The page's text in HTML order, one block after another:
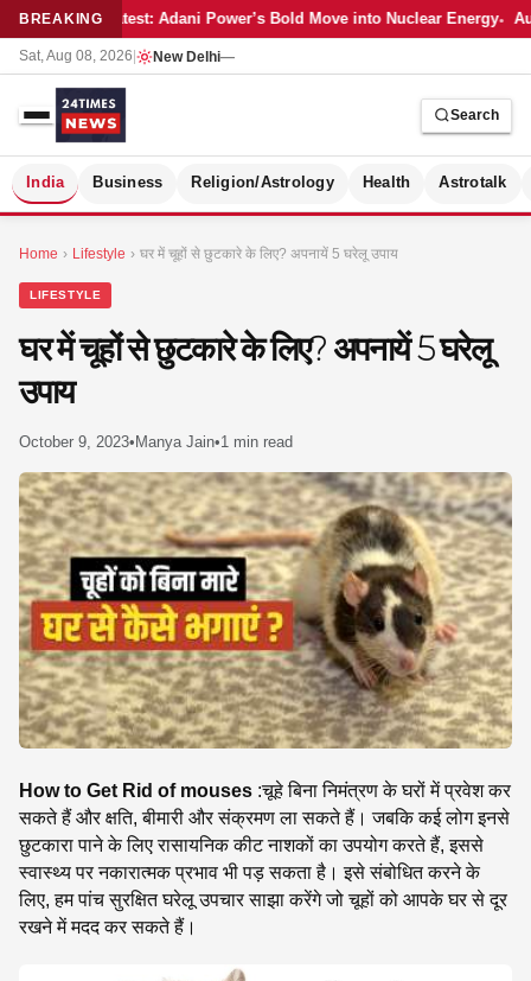
BREAKINGLatest: Adani Power’s Bold Move into Nuclear Energy
Sat, Aug 08, 2026 New Delhi—
Search
India Business Religion/Astrology Health Astrotalk
Home › Lifestyle › घर में चूहों से छुटकारे के लिए? अपनायें 5 घरेलू उपाय
LIFESTYLE
घर में चूहों से छुटकारे के लिए? अपनायें 5 घरेलू
उपाय
October 9, 2023• Manya Jain•1 min read
How to Get Rid of mouses :चूहे बिना निमंत्रण के घरों में प्रवेश कर
सकते हैं और क्षति, बीमारी और संक्रमण ला सकते हैं। जबकि कई लोग इनसे
छुटकारा पाने के लिए रासायनिक कीट नाशकों का उपयोग करते हैं, इससे
स्वास्थ्य पर नकारात्मक प्रभाव भी पड़ सकता है। इसे संबोधित करने के
लिए, हम पांच सुरक्षित घरेलू उपचार साझा करेंगे जो चूहों को आपके घर से दूर
रखने में मदद कर सकते हैं।